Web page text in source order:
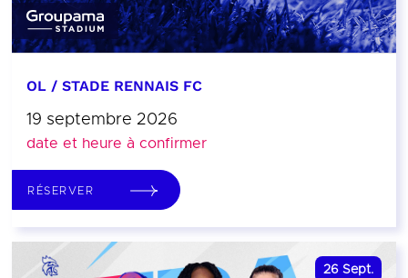
OL / STADE RENNAIS FC
19 septembre 2026
date et heure à confirmer
RÉSERVER
26 Sept.